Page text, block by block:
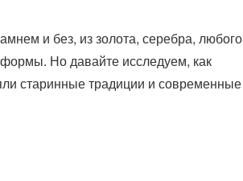
и без, из золота, серебра, любого
формы. Но давайте исследуем, как
старинные традиции и современные